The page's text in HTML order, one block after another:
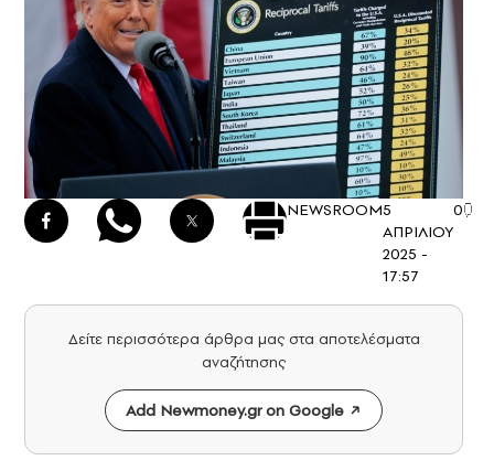
NEWSROOM5
ΑΠΡΙΛΙΟΥ
2025 -
17:57
0
Δείτε περισσότερα άρθρα μας στα αποτελέσματα
αναζήτησης
Add Newmoney.gr on Google